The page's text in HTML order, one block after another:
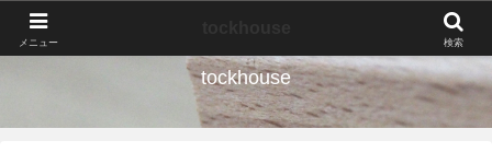
tockhouse
メニュー 検索